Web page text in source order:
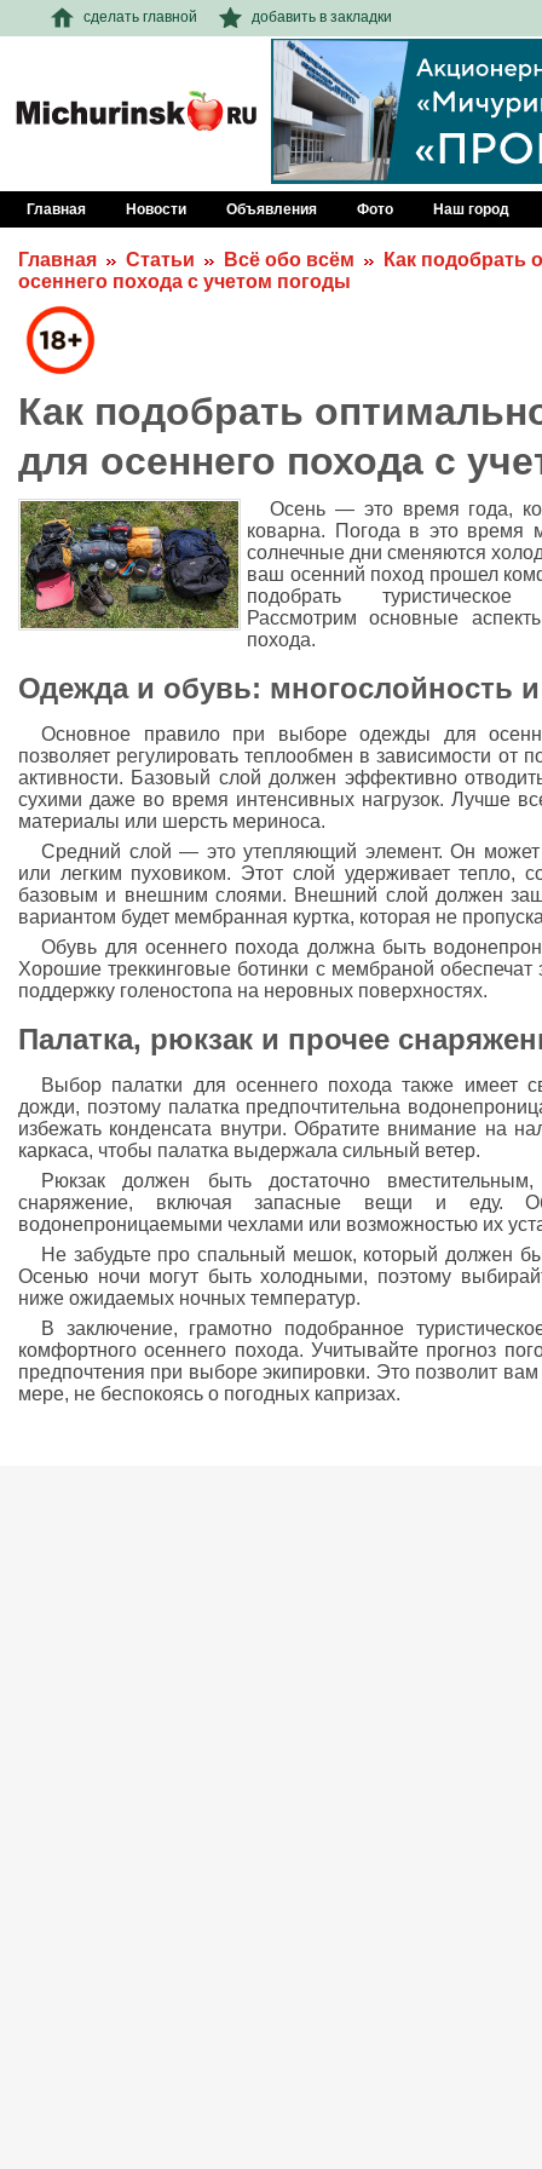
сделать главной добавить в закладки
Главная Новости Объявления Фото Наш город
Главная Статьи Всё обо всём
Как подобрать
осеннего похода с учетом погоды
Как подобрать
для осеннего похода с
Осень — это время года,
коварна. Погода в это время
солнечные дни сменяются
ваш осенний поход прошел
подобрать
Рассмотрим основные
похода.
Одежда и обувь: многослойность и
Основное правило при выборе одежды для
позволяет регулировать теплообмен в зависимости от
активности. Базовый слой должен эффективно
сухими даже во время интенсивных нагрузок. Лучше
материалы или шерсть мериноса.
Средний слой — это утепляющий элемент. Он может
или легким пуховиком. Этот слой удерживает тепло,
базовым и внешним слоями. Внешний слой должен
вариантом будет мембранная куртка, которая не
Обувь для осеннего похода должна быть
Хорошие треккинговые ботинки с мембраной обеспечат
поддержку голеностопа на неровных поверхностях.
Палатка, рюкзак и прочее
Выбор палатки для осеннего похода также имеет
дожди, поэтому палатка предпочтительна
избежать конденсата внутри. Обратите внимание на
каркаса, чтобы палатка выдержала сильный ветер.
Рюкзак должен быть достаточно
снаряжение, включая запасные вещи и еду.
водонепроницаемыми чехлами или возможностью их
Не забудьте про спальный мешок, который должен
Осенью ночи могут быть холодными, поэтому
ниже ожидаемых ночных температур.
В заключение, грамотно подобранное
комфортного осеннего похода. Учитывайте прогноз
предпочтения при выборе экипировки. Это позволит
мере, не беспокоясь о погодных капризах.